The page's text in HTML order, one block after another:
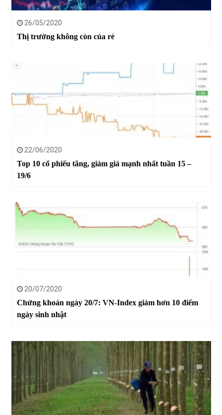
26/05/2020
Thị trường không còn của rẻ
22/06/2020
Top 10 cổ phiếu tăng, giảm giá mạnh nhất tuần 15 –
19/6
20/07/2020
Chứng khoán ngày 20/7: VN-Index giảm hơn 10 điểm
ngày sinh nhật